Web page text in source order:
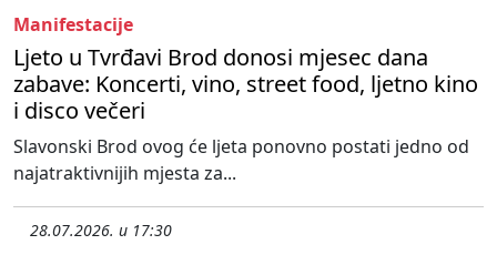
Manifestacije
Ljeto u Tvrđavi Brod donosi mjesec dana
zabave: Koncerti, vino, street food, ljetno kino
i disco večeri
Slavonski Brod ovog će ljeta ponovno postati jedno od
najatraktivnijih mjesta za...
28.07.2026. u 17:30